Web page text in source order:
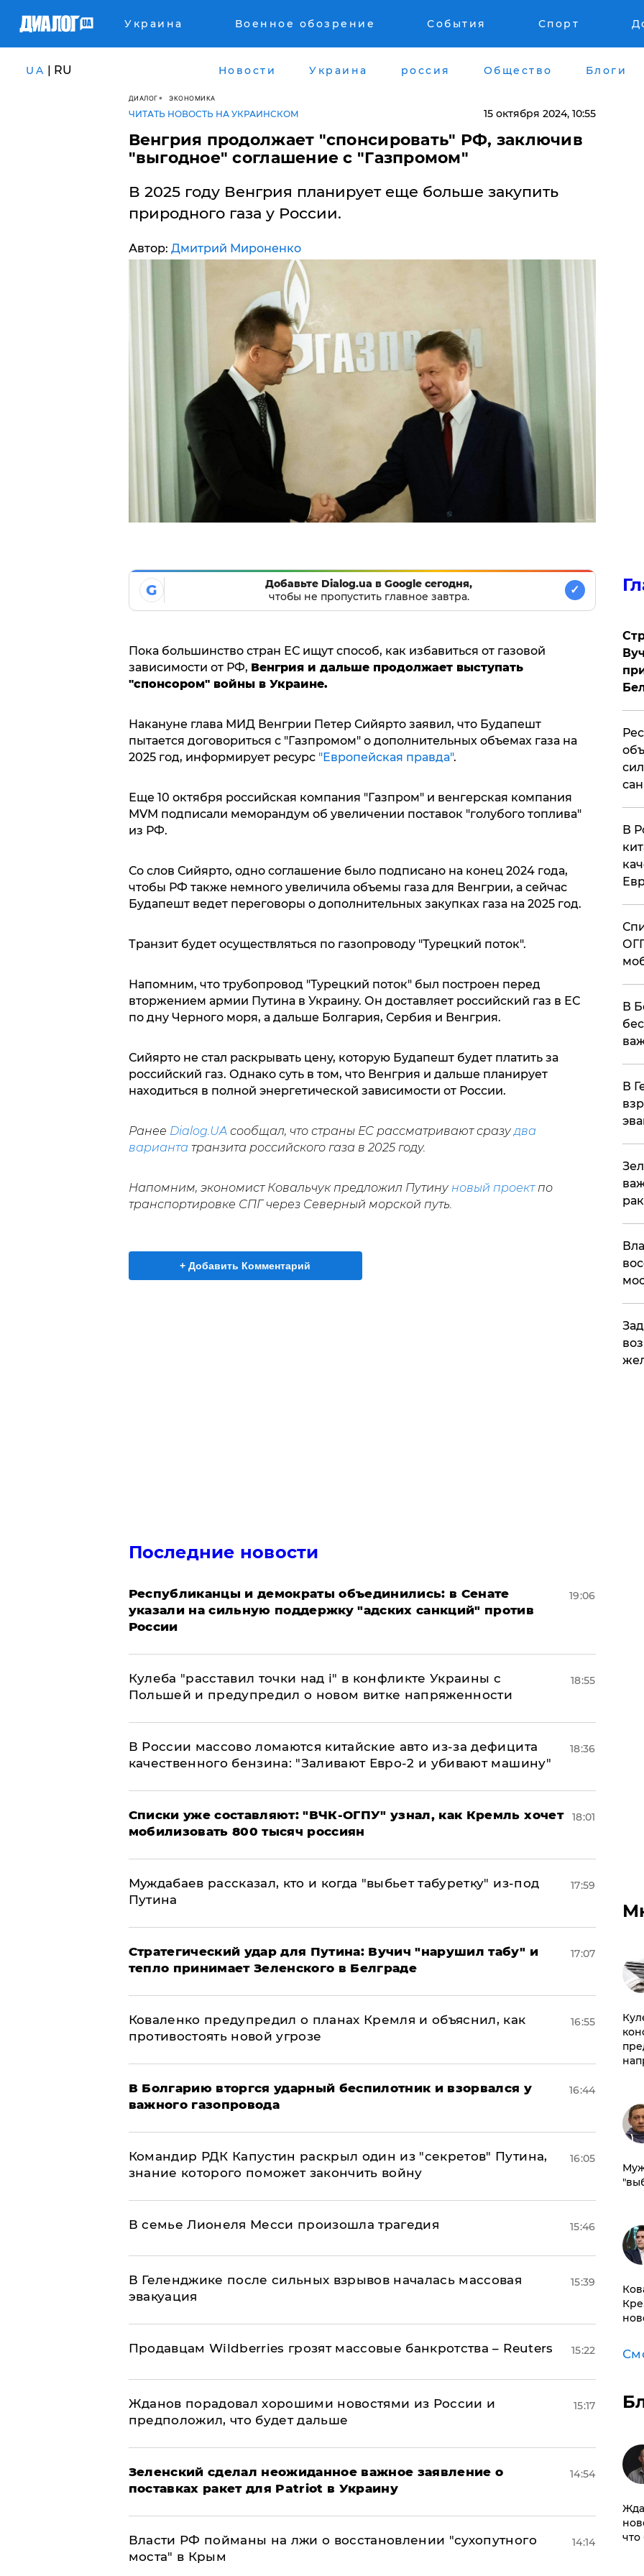
Украина Военное обозрение События Спорт
UA | RU Новости Украина россия Общество Блоги
ДИАЛОГ ЭКОНОМИКА
ЧИТАТЬ НОВОСТЬ НА УКРАИНСКОМ 15 октября 2024, 10:55
​Венгрия продолжает "спонсировать" РФ, заключив
"выгодное" соглашение с "Газпромом"
В 2025 году Венгрия планирует еще больше закупить
природного газа у России.
Автор: Дмитрий Мироненко
G
Добавьте Dialog.ua в Google сегодня,
чтобы не пропустить главное завтра.
✓
Пока большинство стран ЕС ищут способ, как избавиться от газовой
зависимости от РФ, Венгрия и дальше продолжает выступать
"спонсором" войны в Украине.
Накануне глава МИД Венгрии Петер Сийярто заявил, что Будапешт
пытается договориться с "Газпромом" о дополнительных объемах газа на
2025 год, информирует ресурс"Европейская правда".
Еще 10 октября российская компания "Газпром" и венгерская компания
MVM подписали меморандум об увеличении поставок "голубого топлива"
из РФ.
Со слов Сийярто, одно соглашение было подписано на конец 2024 года,
чтобы РФ также немного увеличила объемы газа для Венгрии, а сейчас
Будапешт ведет переговоры о дополнительных закупках газа на 2025 год.
Транзит будет осуществляться по газопроводу "Турецкий поток".
Напомним, что трубопровод "Турецкий поток" был построен перед
вторжением армии Путина в Украину. Он доставляет российский газ в ЕС
по дну Черного моря, а дальше Болгария, Сербия и Венгрия.
Сийярто не стал раскрывать цену, которую Будапешт будет платить за
российский газ. Однако суть в том, что Венгрия и дальше планирует
находиться в полной энергетической зависимости от России.
Ранее Dialog.UA сообщал, что страны ЕС рассматривают сразу два
варианта транзита российского газа в 2025 году.
Напомним, экономист Ковальчук предложил Путину новый проектпо
транспортировке СПГ через Северный морской путь.
+ Добавить Комментарий
Последние новости
Республиканцы и демократы объединились: в Сенате
указали на сильную поддержку "адских санкций" против
России
19:06
Кулеба "расставил точки над і" в конфликте Украины с
Польшей и предупредил о новом витке напряженности
18:55
В России массово ломаются китайские авто из-за дефицита
качественного бензина: "Заливают Евро-2 и убивают машину"
18:36
Списки уже составляют: "ВЧК-ОГПУ" узнал, как Кремль хочет
мобилизовать 800 тысяч россиян
18:01
Муждабаев рассказал, кто и когда "выбьет табуретку" из-под
Путина
17:59
Стратегический удар для Путина: Вучич "нарушил табу" и
тепло принимает Зеленского в Белграде
17:07
Коваленко предупредил о планах Кремля и объяснил, как
противостоять новой угрозе
16:55
В Болгарию вторгся ударный беспилотник и взорвался у
важного газопровода
16:44
Командир РДК Капустин раскрыл один из "секретов" Путина,
знание которого поможет закончить войну
16:05
В семье Лионеля Месси произошла трагедия 15:46
В Геленджике после сильных взрывов началась массовая
эвакуация
15:39
Продавцам Wildberries грозят массовые банкротства – Reuters 15:22
Жданов порадовал хорошими новостями из России и
предположил, что будет дальше
15:17
Зеленский сделал неожиданное важное заявление о
поставках ракет для Patriot в Украину
14:54
Власти РФ пойманы на лжи о восстановлении "сухопутного
моста" в Крым
14:14
В
В
В
что